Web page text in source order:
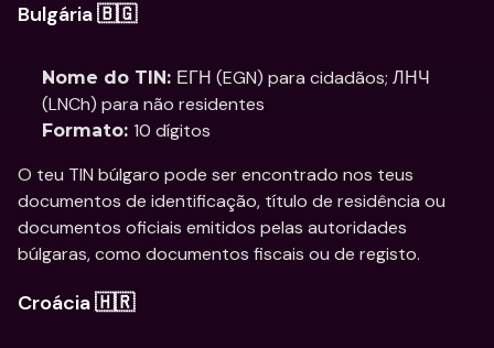
Bulgária 🇧🇬
Nome do TIN: ЕГН (EGN) para cidadãos; ЛНЧ
(LNCh) para não residentes
Formato: 10 dígitos
O teu TIN búlgaro pode ser encontrado nos teus
documentos de identificação, título de residência ou
documentos oficiais emitidos pelas autoridades
búlgaras, como documentos fiscais ou de registo.
Croácia 🇭🇷